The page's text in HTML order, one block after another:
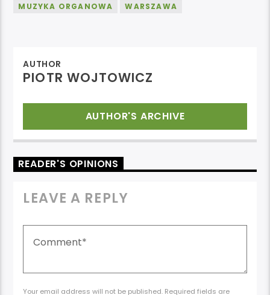
MUZYKA ORGANOWA
WARSZAWA
AUTHOR
PIOTR WOJTOWICZ
AUTHOR'S ARCHIVE
READER'S OPINIONS
LEAVE A REPLY
Your email address will not be published. Required fields are